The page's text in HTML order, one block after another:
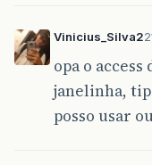
Vinicius_Silva2
opa o access
janelinha,
posso usar